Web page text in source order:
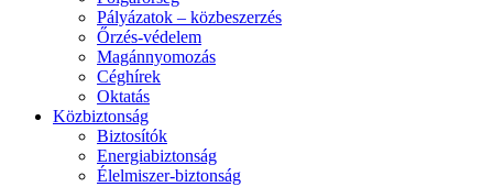
Pályázatok – közbeszerzés
Őrzés-védelem
Magánnyomozás
Céghírek
Oktatás
Közbiztonság
Biztosítók
Energiabiztonság
Élelmiszer-biztonság